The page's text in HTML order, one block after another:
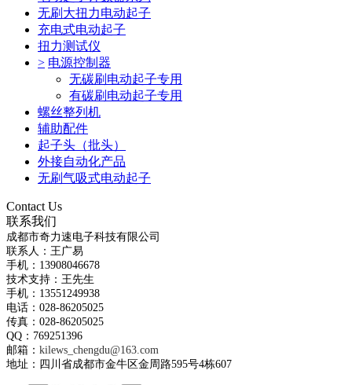
无刷大扭力电动起子
充电式电动起子
扭力测试仪
> 电源控制器
无碳刷电动起子专用
有碳刷电动起子专用
螺丝整列机
辅助配件
起子头（批头）
外接自动化产品
无刷气吸式电动起子
Contact Us
联系我们
成都市奇力速电子科技有限公司
联系人：王广易
手机：13908046678
技术支持：王先生
手机：13551249938
电话：028-86205025
传真：028-86205025
QQ：769251396
邮箱： kilews_chengdu@163.com
地址：四川省成都市金牛区金周路595号4栋607